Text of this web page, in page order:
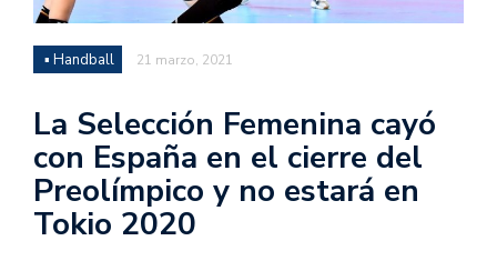
▪ Handball 21 marzo, 2021
La Selección Femenina cayó
con España en el cierre del
Preolímpico y no estará en
Tokio 2020